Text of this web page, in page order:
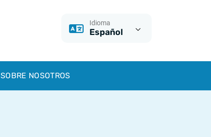
Idioma
Español
SOBRE NOSOTROS